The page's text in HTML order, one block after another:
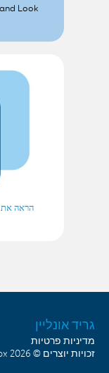
Look
גריד אונליין
מדיניות פרטיות
זכויות יוצרים © 2026